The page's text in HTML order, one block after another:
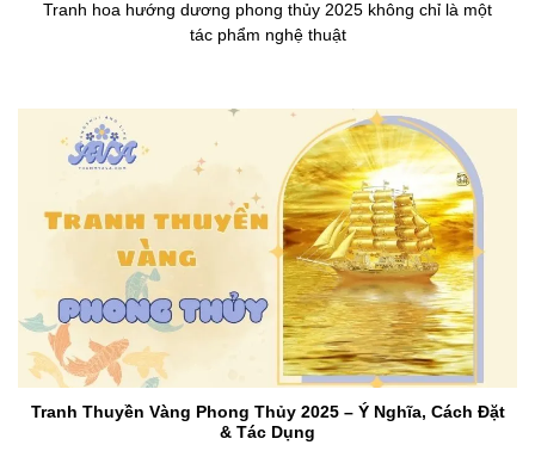
Tranh hoa hướng dương phong thủy 2025 không chỉ là một
tác phẩm nghệ thuật
Tranh Thuyền Vàng Phong Thủy 2025 – Ý Nghĩa, Cách Đặt
& Tác Dụng